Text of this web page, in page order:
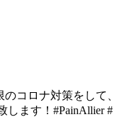
コロナ対策をして、
します！#PainAllier #